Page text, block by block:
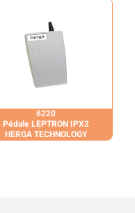
6220
Pédale LEPTRON IPX2
HERGA TECHNOLOGY